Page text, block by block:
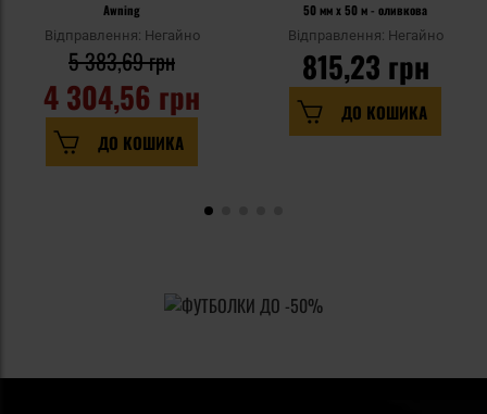
Awning
Відправлення: Негайно
4 304,56 грн
5 383,69 грн
ДО КОШИКА
50 мм х 50 м - оливкова
Відправлення: Негайно
815,23 грн
ДО КОШИКА